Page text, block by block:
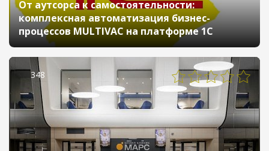
От аутсорса к самостоятельности:
комплексная автоматизация бизнес-
процессов MULTIVAC на платформе 1С
348